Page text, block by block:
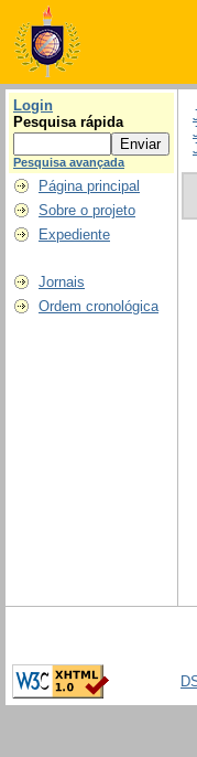
Login
Pesquisa rápida
Pesquisa avançada
Página principal
Sobre o projeto
Expediente
Jornais
Ordem cronológica